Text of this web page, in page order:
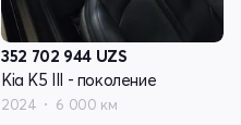
352 702 944 UZS
Kia K5 III - поколение
2024 6 000 км